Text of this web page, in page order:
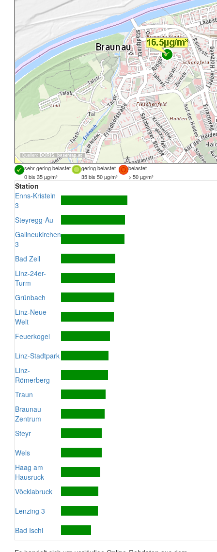
Quellen: DORIS, basemap.at
sehr gering belastet gering belastet
belastet
0 bis 35 µg/m³
35 bis 50 µg/m³ > 50 µg/m³
Station
Enns-Kristein
3
Steyregg-Au
Gallneukirchen
3
Bad Zell
Linz-24er-
Turm
Grünbach
Linz-Neue
Welt
Feuerkogel
Linz-Stadtpark
Linz-
Römerberg
Traun
Braunau
Zentrum
Steyr
Wels
Haag am
Hausruck
Vöcklabruck
Lenzing 3
Bad Ischl